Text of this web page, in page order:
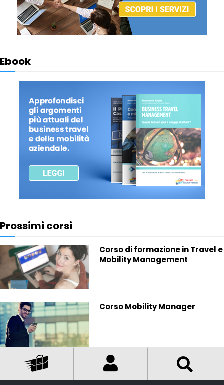
Ebook
Prossimi corsi
Corso di formazione in Travel e
Mobility Management
Corso Mobility Manager